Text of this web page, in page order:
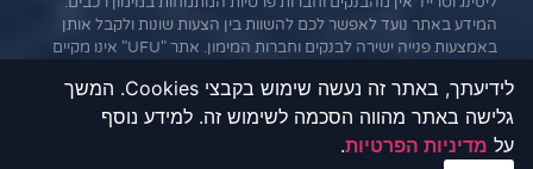
המידע באתר נועד לאפשר לכם להשוות בין הצעות שונות ולקבל אותן
באמצעות פנייה ישירה לבנקים וחברות המימון. אתר "UFU" אינו מקיים
לגולשים בלבד. חשוב לציין כי אי עמידה בתנאי ההלוואה או בהחזר
האשראי עלול לגרור חיוב בריבית פיגורים והליכי הוצאה לפועל.
לידיעתך, באתר זה נעשה שימוש בקבצי Cookies. המשך
גלישה באתר מהווה הסכמה לשימוש זה. למידע נוסף
על מדיניות הפרטיות.